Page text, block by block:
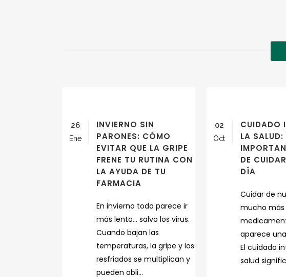
26
Ene
INVIERNO SIN
PARONES: CÓMO
EVITAR QUE LA GRIPE
FRENE TU RUTINA CON
LA AYUDA DE TU
FARMACIA
En invierno todo parece ir
más lento… salvo los virus.
Cuando bajan las
temperaturas, la gripe y los
resfriados se multiplican y
pueden obli...
02
Oct
CUIDADO
LA SALUD:
DE
DÍA
Cuidar de
mucho
aparece
El cuidado
salud